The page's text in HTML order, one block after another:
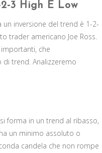
3 High E Low
un inversione del trend è 1-2-
trader americano Joe Ross.
che
trend. Analizzeremo
forma in un trend al ribasso,
un minimo assoluto o
candela che non rompe